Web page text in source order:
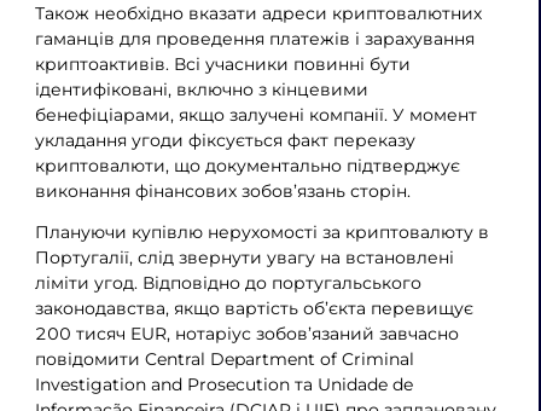
Також необхідно вказати адреси криптовалютних
гаманців для проведення платежів і зарахування
криптоактивів. Всі учасники повинні бути
ідентифіковані, включно з кінцевими
бенефіціарами, якщо залучені компанії. У момент
укладання угоди фіксується факт переказу
криптовалюти, що документально підтверджує
виконання фінансових зобов’язань сторін.
Плануючи купівлю нерухомості за криптовалюту в
Португалії, слід звернути увагу на встановлені
ліміти угод. Відповідно до португальського
законодавства, якщо вартість об’єкта перевищує
200 тисяч EUR, нотаріус зобов’язаний завчасно
повідомити Central Department of Criminal
Investigation and Prosecution та Unidade de